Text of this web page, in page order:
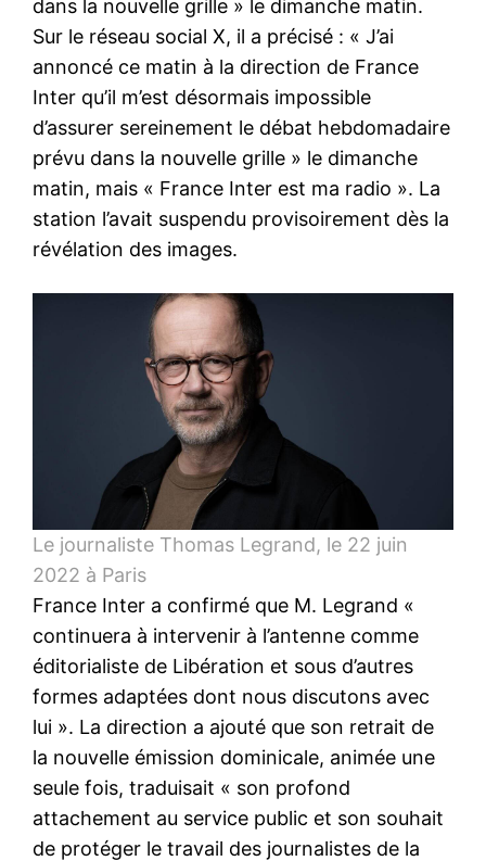
dans la nouvelle grille » le dimanche matin.
Sur le réseau social X, il a précisé : « J’ai
annoncé ce matin à la direction de France
Inter qu’il m’est désormais impossible
d’assurer sereinement le débat hebdomadaire
prévu dans la nouvelle grille » le dimanche
matin, mais « France Inter est ma radio ». La
station l’avait suspendu provisoirement dès la
révélation des images.
Le journaliste Thomas Legrand, le 22 juin
2022 à Paris
France Inter a confirmé que M. Legrand «
continuera à intervenir à l’antenne comme
éditorialiste de Libération et sous d’autres
formes adaptées dont nous discutons avec
lui ». La direction a ajouté que son retrait de
la nouvelle émission dominicale, animée une
seule fois, traduisait « son profond
attachement au service public et son souhait
de protéger le travail des journalistes de la